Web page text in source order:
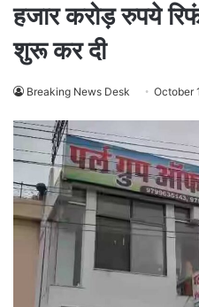
हजार करोड़ रुपये
शुरू कर दी
Breaking News Desk October